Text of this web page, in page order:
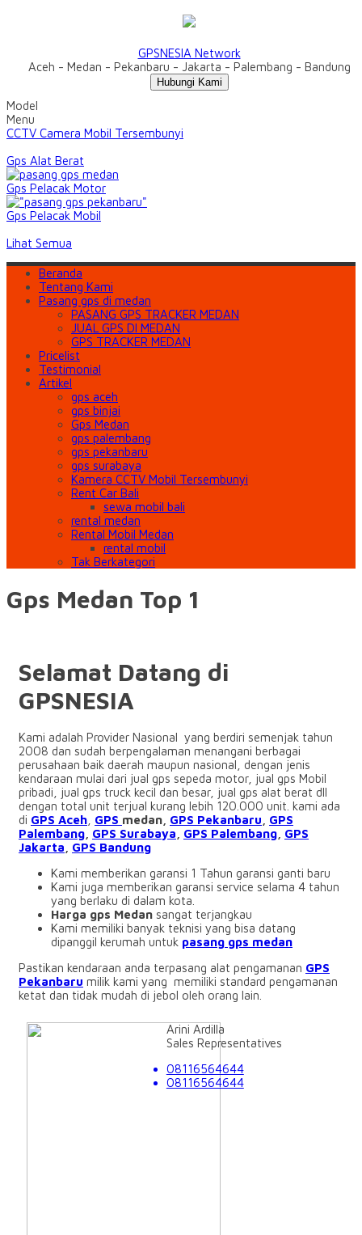
GPSNESIA Network
Aceh - Medan - Pekanbaru - Jakarta - Palembang - Bandung
Hubungi Kami
Model
Menu
CCTV Camera Mobil Tersembunyi
Gps Alat Berat
Gps Pelacak Motor
Gps Pelacak Mobil
Lihat Semua
Beranda
Tentang Kami
Pasang gps di medan
PASANG GPS TRACKER MEDAN
JUAL GPS DI MEDAN
GPS TRACKER MEDAN
Pricelist
Testimonial
Artikel
gps aceh
gps binjai
Gps Medan
gps palembang
gps pekanbaru
gps surabaya
Kamera CCTV Mobil Tersembunyi
Rent Car Bali
sewa mobil bali
rental medan
Rental Mobil Medan
rental mobil
Tak Berkategori
Gps Medan Top 1
Selamat Datang di
GPSNESIA
Kami adalah Provider Nasional yang berdiri semenjak tahun
2008 dan sudah berpengalaman menangani berbagai
perusahaan baik daerah maupun nasional, dengan jenis
kendaraan mulai dari jual gps sepeda motor, jual gps Mobil
pribadi, jual gps truck kecil dan besar, jual gps alat berat dll
dengan total unit terjual kurang lebih 120.000 unit. kami ada
di GPS Aceh GPS medan, GPS Pekanbaru
GPS
Palembang GPS Surabaya GPS Palembang GPS
Jakarta
GPS Bandung
Kami memberikan garansi 1 Tahun garansi ganti baru
Kami juga memberikan garansi service selama 4 tahun
yang berlaku di dalam kota.
Harga gps Medan sangat terjangkau
Kami memiliki banyak teknisi yang bisa datang
dipanggil kerumah untuk pasang gps medan
Pastikan kendaraan anda terpasang alat pengamanan GPS
Pekanbaru milik kami yang memiliki standard pengamanan
ketat dan tidak mudah di jebol oleh orang lain.
Arini Ardilla
Sales Representatives
08116564644
08116564644